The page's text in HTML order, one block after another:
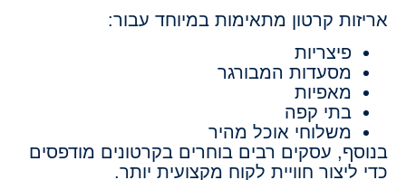
אריזות קרטון מתאימות במיוחד עבור:
פיצריות
מסעדות המבורגר
מאפיות
בתי קפה
משלוחי אוכל מהיר
בנוסף, עסקים רבים בוחרים בקרטונים מודפסים
כדי ליצור חוויית לקוח מקצועית יותר.